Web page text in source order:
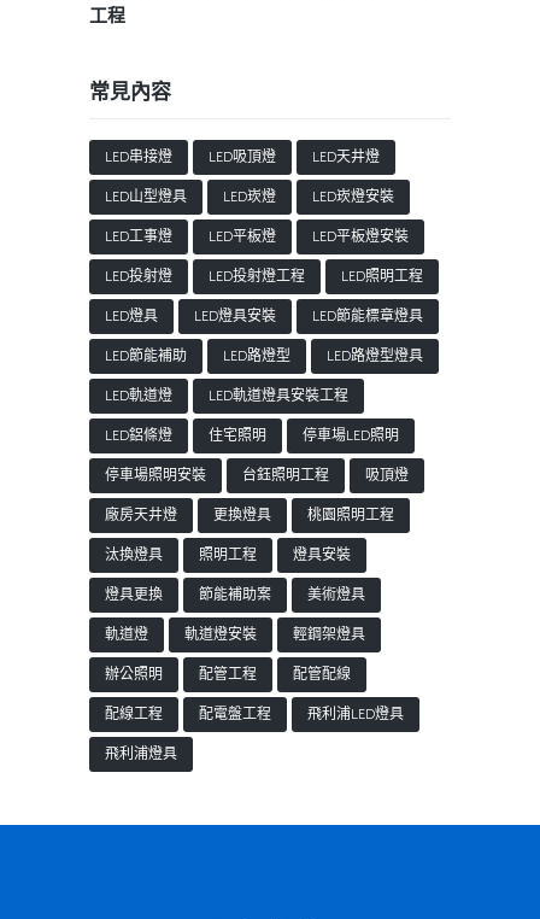
工程
常見內容
LED串接燈 LED吸頂燈
LED天井燈
LED山型燈具
LED崁燈
LED崁燈安裝
LED工事燈
LED平板燈
LED平板燈安裝
LED投射燈
LED投射燈工程
LED照明工程
LED燈具
LED燈具安裝
LED節能標章燈具
LED節能補助
LED路燈型
LED路燈型燈具
LED軌道燈
LED軌道燈具安裝工程
LED鋁條燈
住宅照明
停車場LED照明
停車場照明安裝
台鈺照明工程
吸頂燈
廠房天井燈
更換燈具
桃園照明工程
汰換燈具
照明工程
燈具安裝
燈具更換
節能補助案
美術燈具
軌道燈
軌道燈安裝
輕鋼架燈具
辦公照明
配管工程
配管配線
配線工程
配電盤工程
飛利浦LED燈具
飛利浦燈具